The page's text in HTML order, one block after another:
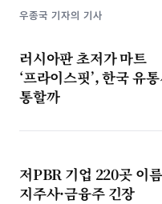
우종국 기자의 기사
러시아판 초저가 마트
‘프라이스핏’, 한국 유
통할까
저PBR 기업 220곳 이
지주사·금융주 긴장